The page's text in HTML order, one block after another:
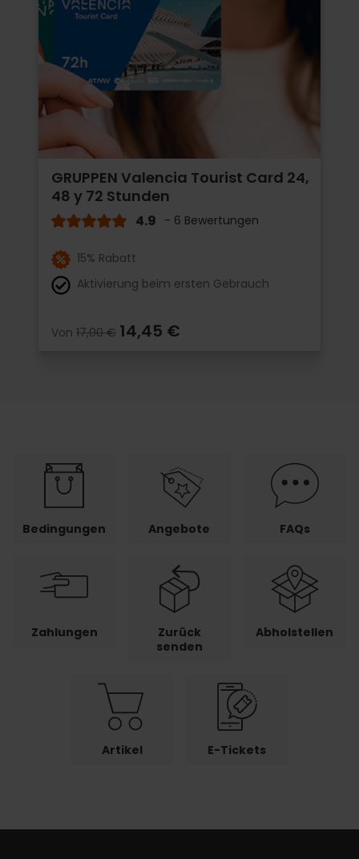
GRUPPEN Valencia Tourist Card 24,
48 y 72 Stunden
4.9 - 6 Bewertungen
15% Rabatt
Aktivierung beim ersten Gebrauch
Von 17,00 € 14,45 €
Bedingungen Angebote FAQs
Zahlungen
Zurück
senden
Abholstellen
Artikel E-Tickets